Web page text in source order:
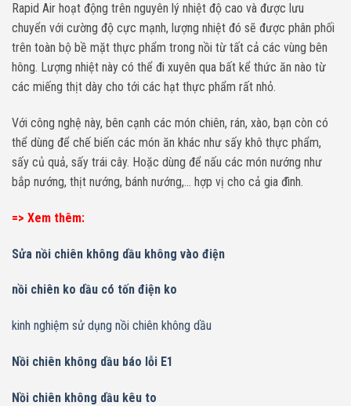
Rapid Air hoạt động trên nguyên lý nhiệt độ cao và được lưu
chuyển với cường độ cực mạnh, lượng nhiệt đó sẽ được phân phối
trên toàn bộ bề mặt thực phẩm trong nồi từ tất cả các vùng bên
hông. Lượng nhiệt này có thể đi xuyên qua bất kể thức ăn nào từ
các miếng thịt dày cho tới các hạt thực phẩm rất nhỏ.
Với công nghệ này, bên cạnh các món chiên, rán, xào, bạn còn có
thể dùng để chế biến các món ăn khác như sấy khô thực phẩm,
sấy củ quả, sấy trái cây. Hoặc dùng để nấu các món nướng như
bắp nướng, thịt nướng, bánh nướng,… hợp vị cho cả gia đình.
=> Xem thêm:
Sửa nồi chiên không dầu không vào điện
nồi chiên ko dầu có tốn điện ko
kinh nghiệm sử dụng nồi chiên không dầu
Nồi chiên không dầu báo lỗi E1
Nồi chiên không dầu kêu to